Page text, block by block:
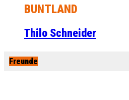
BUNTLAND
Thilo Schneider
Freunde